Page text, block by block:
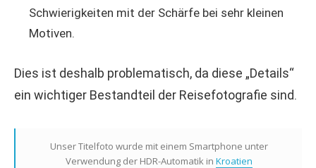
Schwierigkeiten mit der Schärfe bei sehr kleinen
Motiven.
Dies ist deshalb problematisch, da diese „Details“
ein wichtiger Bestandteil der Reisefotografie sind.
Unser Titelfoto wurde mit einem Smartphone unter
Verwendung der HDR-Automatik in Kroatien